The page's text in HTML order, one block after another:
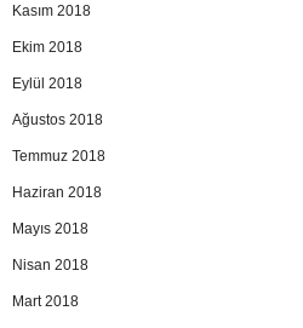
Kasım 2018
Ekim 2018
Eylül 2018
Ağustos 2018
Temmuz 2018
Haziran 2018
Mayıs 2018
Nisan 2018
Mart 2018